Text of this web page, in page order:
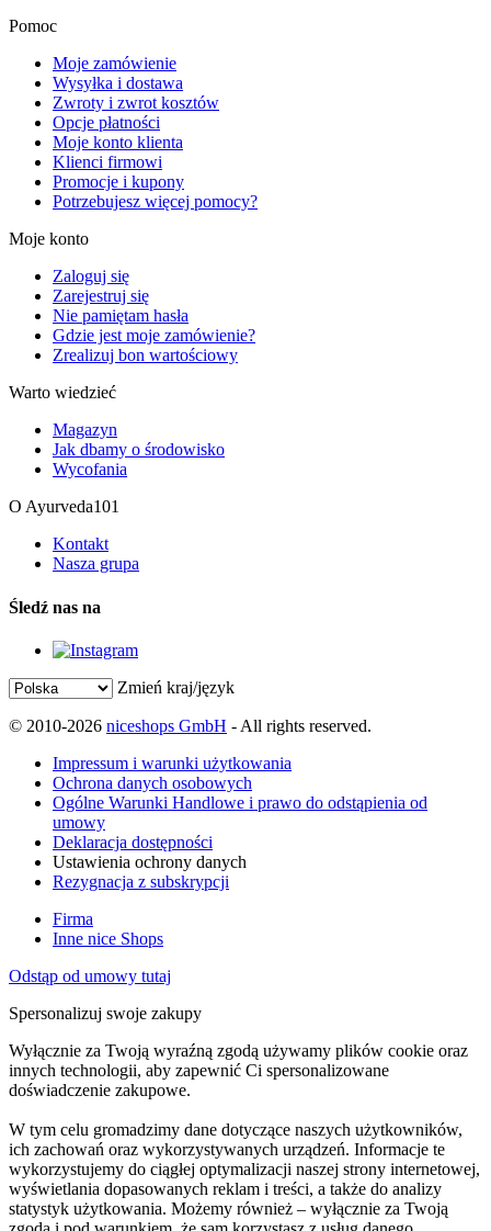
Pomoc
Moje zamówienie
Wysyłka i dostawa
Zwroty i zwrot kosztów
Opcje płatności
Moje konto klienta
Klienci firmowi
Promocje i kupony
Potrzebujesz więcej pomocy?
Moje konto
Zaloguj się
Zarejestruj się
Nie pamiętam hasła
Gdzie jest moje zamówienie?
Zrealizuj bon wartościowy
Warto wiedzieć
Magazyn
Jak dbamy o środowisko
Wycofania
O Ayurveda101
Kontakt
Nasza grupa
Śledź nas na
Zmień kraj/język
© 2010-2026 niceshops GmbH - All rights reserved.
Impressum i warunki użytkowania
Ochrona danych osobowych
Ogólne Warunki Handlowe i prawo do odstąpienia od
umowy
Deklaracja dostępności
Ustawienia ochrony danych
Rezygnacja z subskrypcji
Firma
Inne nice Shops
Odstąp od umowy tutaj
Spersonalizuj swoje zakupy
Wyłącznie za Twoją wyraźną zgodą używamy plików cookie oraz
innych technologii, aby zapewnić Ci spersonalizowane
doświadczenie zakupowe.
W tym celu gromadzimy dane dotyczące naszych użytkowników,
ich zachowań oraz wykorzystywanych urządzeń. Informacje te
wykorzystujemy do ciągłej optymalizacji naszej strony internetowej,
wyświetlania dopasowanych reklam i treści, a także do analizy
statystyk użytkowania. Możemy również – wyłącznie za Twoją